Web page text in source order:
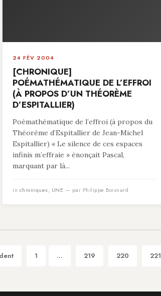
24 FÉV 2004
[CHRONIQUE]
POÉMATHÉMATIQUE DE L’EFFROI
(À PROPOS D’UN THÉORÈME
D’ESPITALLIER)
Poémathématique de l’effroi (à propos du
Théorème d’Espitallier de Jean-Michel
Espitallier) « Le silence de ces espaces
infinis m’effraie » énonçait Pascal,
marquant par là...
in chroniques, UNE — par Philippe Boisnard
1 ... 219 220 221